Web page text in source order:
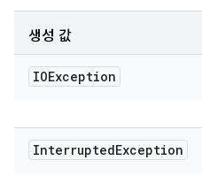
생성 값
IOException
InterruptedException